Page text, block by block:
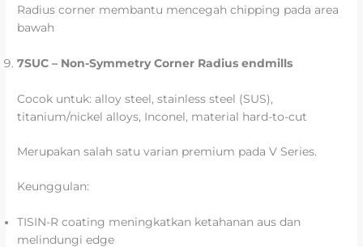
Radius corner membantu mencegah chipping pada area
bawah
7SUC – Non-Symmetry Corner Radius endmills
Cocok untuk: alloy steel, stainless steel (SUS),
titanium/nickel alloys, Inconel, material hard-to-cut
Merupakan salah satu varian premium pada V Series.
Keunggulan:
TISIN-R coating meningkatkan ketahanan aus dan
melindungi edge